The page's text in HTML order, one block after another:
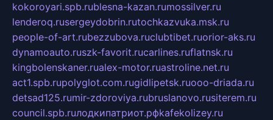
kokoroyari.spb.rublesna-kazan.rumossilver.ru
lenderoq.rusergeydobrin.rutochkazvuka.msk.ru
people-of-art.rubezzubova.ruclubtibet.ruorior-aks.ru
dynamoauto.ruszk-favorit.rucarlines.ruflatnsk.ru
kingbolenskaner.rualex-motor.ruastroline.net.ru
act1.spb.rupolyglot.com.rugidlipetsk.ruooo-driada.ru
detsad125.rumir-zdoroviya.rubruslanovo.rusiterem.ru
council.spb.ruлодкипатриот.рфkafekolizey.ru